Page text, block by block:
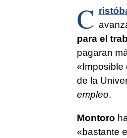
C
para el
pagaran
«Imposible
de la
empleo.
Montoro
«bastante